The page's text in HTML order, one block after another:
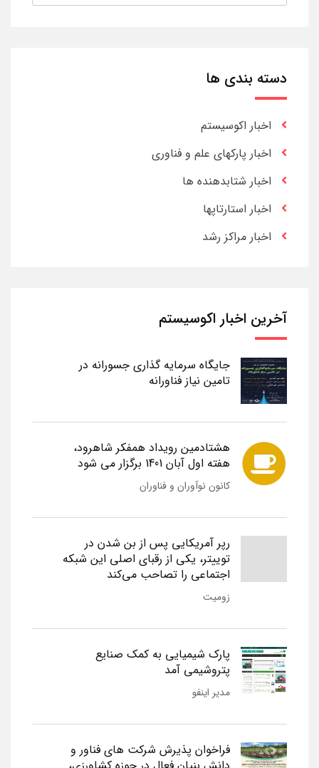
دسته بندی ها
اخبار اکوسیستم
اخبار پارکهای علم و فناوری
اخبار شتابدهنده ها
اخبار استارتاپها
اخبار مراکز رشد
آخرین اخبار اکوسیستم
جایگاه سرمایه گذاری جسورانه در
تامین نیاز فناورانه
هشتادمین رویداد همفکر شاهرود،
هفته اول آبان 1401 برگزار می شود
کانون نوآوران و فناوران
رپر آمریکایی پس از بن شدن در
توییتر، یکی از رقبای اصلی این شبکه
اجتماعی را تصاحب می‌کند
زومیت
پارک شیمیایی به کمک صنایع
پتروشیمی آمد
مدیر اینفو
فراخوان پذیرش شرکت های فناور و